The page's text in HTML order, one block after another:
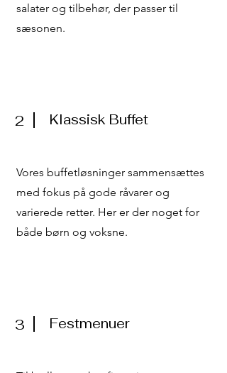
salater og tilbehør, der passer til
sæsonen.
2 Klassisk Buffet
Vores buffetløsninger sammensættes
med fokus på gode råvarer og
varierede retter. Her er der noget for
både børn og voksne.
3 Festmenuer